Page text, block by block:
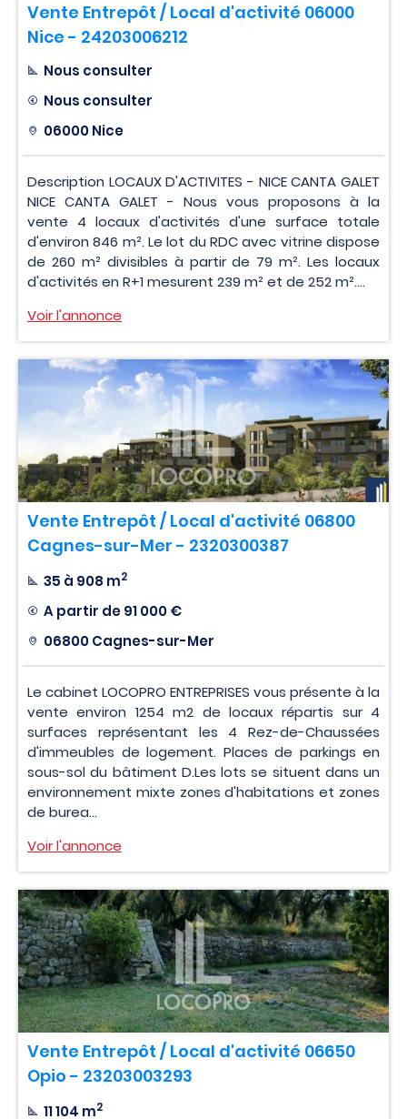
Vente Entrepôt / Local d'activité 06000
Nice - 24203006212
Nous consulter
Nous consulter
06000 Nice
Description LOCAUX D'ACTIVITES - NICE CANTA GALET
NICE CANTA GALET - Nous vous proposons à la
vente 4 locaux d'activités d'une surface totale
d'environ 846 m². Le lot du RDC avec vitrine dispose
de 260 m² divisibles à partir de 79 m². Les locaux
d'activités en R+1 mesurent 239 m² et de 252 m²....
Voir l'annonce
Vente Entrepôt / Local d'activité 06800
Cagnes-sur-Mer - 2320300387
35 à 908 m2
A partir de91 000 €
06800 Cagnes-sur-Mer
Le cabinet LOCOPRO ENTREPRISES vous présente à la
vente environ 1254 m2 de locaux répartis sur 4
surfaces représentant les 4 Rez-de-Chaussées
d'immeubles de logement. Places de parkings en
sous-sol du bâtiment D.Les lots se situent dans un
environnement mixte zones d'habitations et zones
de burea...
Voir l'annonce
Vente Entrepôt / Local d'activité 06650
Opio - 23203003293
11 104 m2